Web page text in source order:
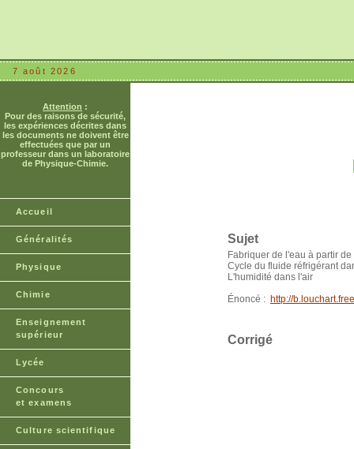
7 août 2026
Attention :
Pour des raisons de sécurité,
les expériences décrites dans
les documents ne doivent être
effectuées que par un
professeur dans un laboratoire
de Physique-Chimie.
Accueil
Généralités
Physique
Chimie
Enseignement
supérieur
Lycée
Concours
et examens
Culture scientifique
Sujet
Fabriquer de l'eau à partir de
Cycle du fluide réfrigérant
L'humidité dans l'air
Énoncé : http://
Corrigé